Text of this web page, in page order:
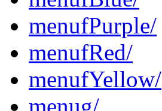
menufPurple/
menufRed/
menufYellow/